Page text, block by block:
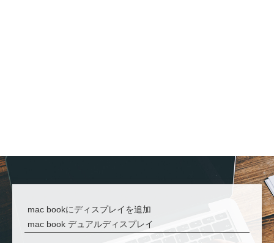
mac bookにディスプレイを追加
mac book デュアルディスプレイ